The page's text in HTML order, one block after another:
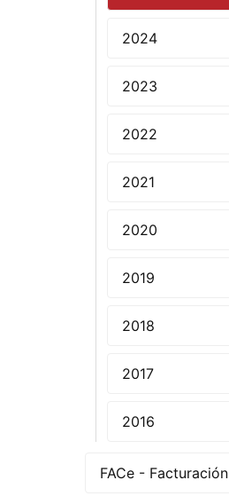
2024
2023
2022
2021
2020
2019
2018
2017
2016
FACe -